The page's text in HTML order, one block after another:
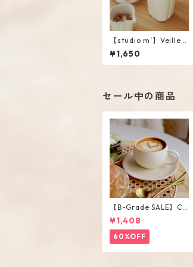
【studio m’】Veillee
Creamer #White / L
¥1,650
セール中の商品
【B-Grade SALE】Cr
eam Color Round Sh
ape Cup Saucer Set
¥1,408
60%OFF